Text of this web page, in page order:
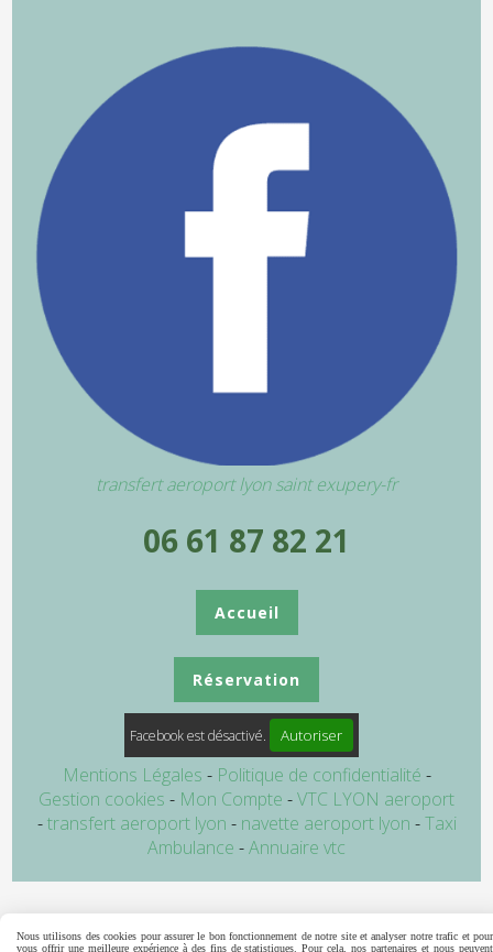
transfert aeroport lyon saint exupery-fr
06 61 87 82 21
Accueil
Réservation
Facebook est désactivé. Autoriser
Mentions Légales
Politique de confidentialité
Gestion cookies
Mon Compte
VTC LYON aeroport
transfert aeroport lyon
navette aeroport lyon
Taxi
Ambulance
Annuaire vtc
Nous utilisons des cookies pour assurer le bon fonctionnement de notre site et analyser notre trafic et pour
vous offrir une meilleure expérience à des fins de statistiques. Pour cela, nos partenaires et nous peuvent